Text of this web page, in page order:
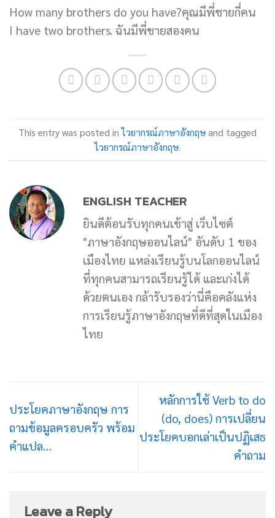
How many brothers do you have?คุณมีพี่ชายกี่คน
I have two brothers. ฉันมีพี่ชายสองคน
This entry was posted inไวยากรณ์ภาษาอังกฤษand tagged
ไวยากรณ์ภาษาอังกฤษ.
ENGLISH TEACHER
ยินดีต้อนรับทุกคนเข้าสู่ เว็บไซต์
"ภาษาอังกฤษออนไลน์" อันดับ 1 ของ
เมืองไทย แหล่งเรียนรู้บนโลกออนไลน์
ที่ทุกคนสามารถเรียนรู้ได้ และเก่งได้
ด้วยตนเอง กล้ารับรองว่านี่คือคลังแห่ง
การเรียนรู้ภาษาอังกฤษที่ดีที่สุดในเมือง
ไทย
ประโยคภาษาอังกฤษ การ
ถามข้อมูลครอบครัว พร้อม
คำแปล…
หลักการใช้ Verb to do
(do, does) การเปลี่ยน
ประโยคบอกเล่าเป็นปฏิเสธ
คำถาม
Leave a Reply